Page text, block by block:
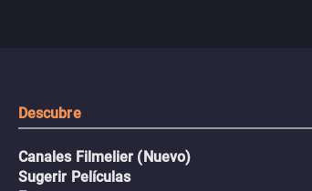
Descubre
Canales Filmelier (Nuevo)
Sugerir Películas